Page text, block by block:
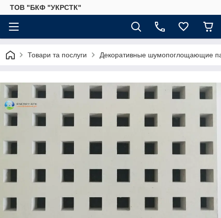
ТОВ "БКФ "УКРСТК"
Товари та послуги Декоративные шумопоглощающие